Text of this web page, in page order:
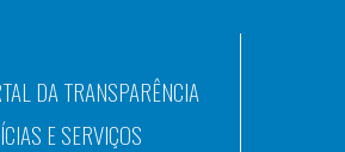
DA TRANSPARÊNCIA
E SERVIÇOS